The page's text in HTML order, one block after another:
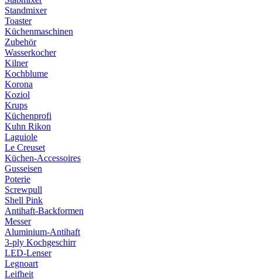
Standmixer
Toaster
Küchenmaschinen
Zubehör
Wasserkocher
Kilner
Kochblume
Korona
Koziol
Krups
Küchenprofi
Kuhn Rikon
Laguiole
Le Creuset
Küchen-Accessoires
Gusseisen
Poterie
Screwpull
Shell Pink
Antihaft-Backformen
Messer
Aluminium-Antihaft
3-ply Kochgeschirr
LED-Lenser
Legnoart
Leifheit